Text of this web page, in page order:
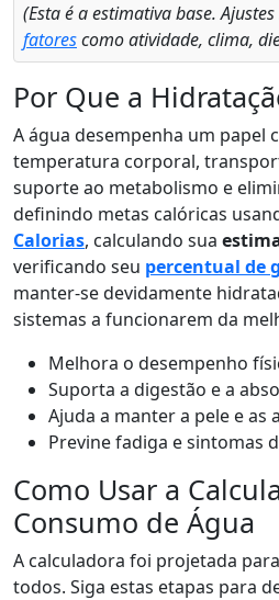
(Esta é a estimativa base.
fatorescomo atividade, clima,
Por Que a
A água desempenha um papel
temperatura corporal,
suporte ao metabolismo e
definindo metas calóricas
Calorias, calculando sua
verificando seu percentual de
manter-se devidamente
sistemas a funcionarem da
Melhora o desempenho
Suporta a digestão e a
Ajuda a manter a pele e as
Previne fadiga e sintomas
Como Usar a
Consumo de Água
A calculadora foi projetada
todos. Siga estas etapas para